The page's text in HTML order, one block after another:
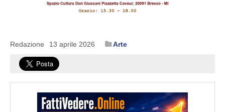
Redazione 13 aprile 2026 Arte